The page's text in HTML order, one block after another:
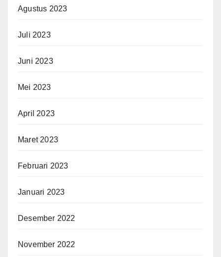
Agustus 2023
Juli 2023
Juni 2023
Mei 2023
April 2023
Maret 2023
Februari 2023
Januari 2023
Desember 2022
November 2022